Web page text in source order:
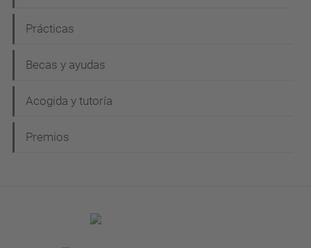
Prácticas
Becas y ayudas
Acogida y tutoría
Premios